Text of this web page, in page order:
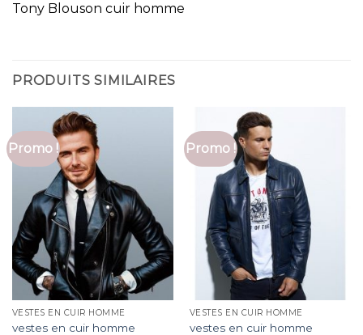
Tony Blouson cuir homme
PRODUITS SIMILAIRES
Promo !
VESTES EN CUIR HOMME
vestes en cuir homme
Promo !
VESTES EN CUIR HOMME
vestes en cuir homme